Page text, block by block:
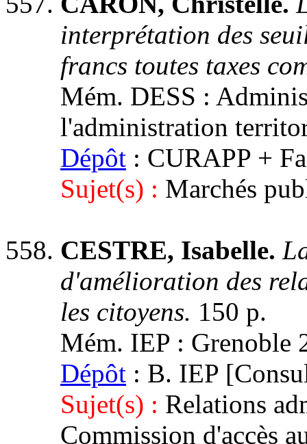
interprétation des
francs toutes taxes
Mém. DESS :
l'administration
Dépôt : CURAPP +
Sujet(s) : Marchés
CESTRE, Isabelle.
d'amélioration des
les citoyens. 150 p.
Mém. IEP : Grenoble
Dépôt : B. IEP
Sujet(s) : Relations
Commission d'accès